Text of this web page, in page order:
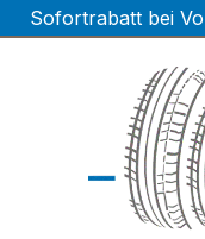
Zum Hauptinhalt
Sofortrabatt bei